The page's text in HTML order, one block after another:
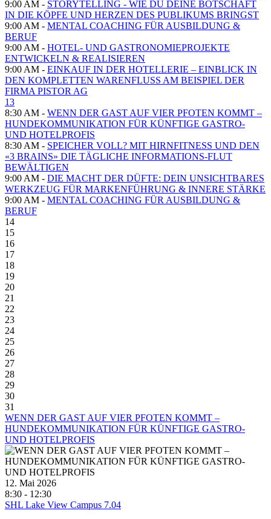
9:00 AM - STORYTELLING - WIE DU DEINE BOTSCHAFT
IN DIE KÖPFE UND HERZEN DES PUBLIKUMS BRINGST
9:00 AM - MENTAL COACHING FÜR AUSBILDUNG &
BERUF
9:00 AM - HOTEL- UND GASTRONOMIEPROJEKTE
ENTWICKELN & REALISIEREN
9:00 AM - EINKAUF IN DER HOTELLERIE – EINBLICK IN
DEN KOMPLETTEN WARENFLUSS AM BEISPIEL DER
FIRMA PISTOR AG
13
8:30 AM - WENN DER GAST AUF VIER PFOTEN KOMMT –
HUNDEKOMMUNIKATION FÜR KÜNFTIGE GASTRO-
UND HOTELPROFIS
8:30 AM - SPEICHER VOLL? MIT HIRNFITNESS UND DEN
«3 BRAINS» DIE TÄGLICHE INFORMATIONS-FLUT
BEWÄLTIGEN
9:00 AM - DIE MACHT DER DÜFTE: DEIN UNSICHTBARES
WERKZEUG FÜR MARKENFÜHRUNG & INNERE STÄRKE
9:00 AM - MENTAL COACHING FÜR AUSBILDUNG &
BERUF
14
15
16
17
18
19
20
21
22
23
24
25
26
27
28
29
30
31
WENN DER GAST AUF VIER PFOTEN KOMMT –
HUNDEKOMMUNIKATION FÜR KÜNFTIGE GASTRO-
UND HOTELPROFIS
12. Mai 2026
8:30 - 12:30
SHL Lake View Campus 7.04